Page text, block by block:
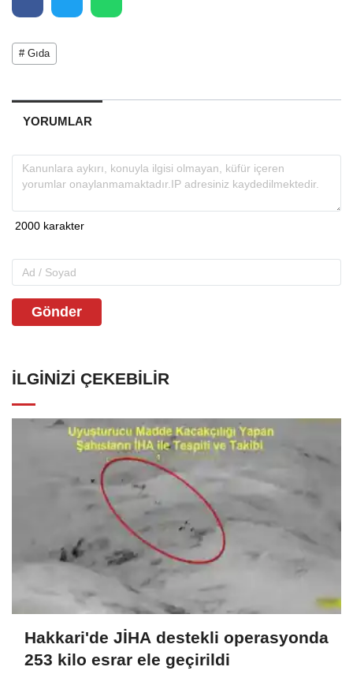
# Gıda
YORUMLAR
Gönder
İLGINIZI ÇEKEBILIR
Hakkari'de JİHA destekli operasyonda
253 kilo esrar ele geçirildi